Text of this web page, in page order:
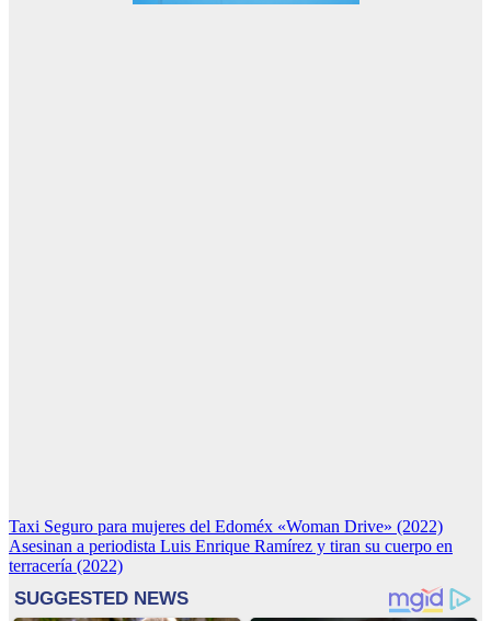
Navegación
de
entradas
Taxi Seguro para mujeres del Edoméx «Woman Drive» (2022)
Asesinan a periodista Luis Enrique Ramírez y tiran su cuerpo en
terracería (2022)